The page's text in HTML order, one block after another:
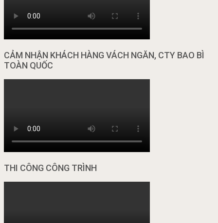
CẢM NHẬN KHÁCH HÀNG VÁCH NGĂN, CTY BAO BÌ
TOÀN QUỐC
THI CÔNG CÔNG TRÌNH